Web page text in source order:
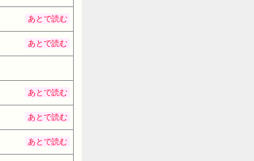
あとで読む
あとで読む
あとで読む
あとで読む
あとで読む